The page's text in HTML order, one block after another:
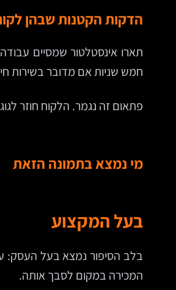
הדקות הקטנות שבהן
תארו אינסטלטור שמסיים
חמש שניות אם מדובר בשירות
פתאום זה נגמר. הלקוח חוזר
מי נמצא בתמונה הזאת
בעל המקצוע
בלב הסיפור נמצא בעל העסק:
המכירה במקום לסבך אותה.